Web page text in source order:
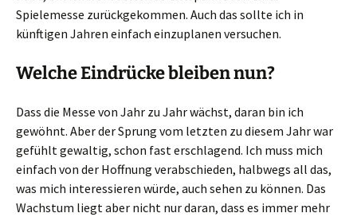
Spielemesse zurückgekommen. Auch das sollte ich in
künftigen Jahren einfach einzuplanen versuchen.
Welche Eindrücke bleiben nun?
Dass die Messe von Jahr zu Jahr wächst, daran bin ich
gewöhnt. Aber der Sprung vom letzten zu diesem Jahr war
gefühlt gewaltig, schon fast erschlagend. Ich muss mich
einfach von der Hoffnung verabschieden, halbwegs all das,
was mich interessieren würde, auch sehen zu können. Das
Wachstum liegt aber nicht nur daran, dass es immer mehr